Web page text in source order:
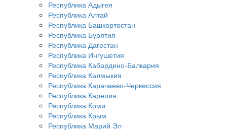
Республика Адыгея
Республика Алтай
Республика Башкортостан
Республика Бурятия
Республика Дагестан
Республика Ингушетия
Республика Кабардино-Балкария
Республика Калмыкия
Республика Карачаево-Черкессия
Республика Карелия
Республика Коми
Республика Крым
Республика Марий Эл